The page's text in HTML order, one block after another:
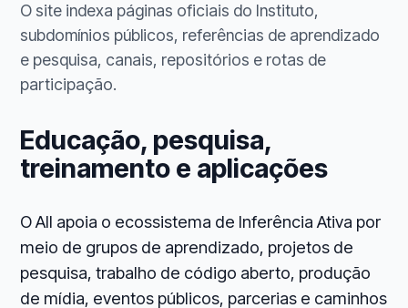
O site indexa páginas oficiais do Instituto,
subdomínios públicos, referências de aprendizado
e pesquisa, canais, repositórios e rotas de
participação.
Educação, pesquisa,
treinamento e aplicações
O AII apoia o ecossistema de Inferência Ativa por
meio de grupos de aprendizado, projetos de
pesquisa, trabalho de código aberto, produção
de mídia, eventos públicos, parcerias e caminhos